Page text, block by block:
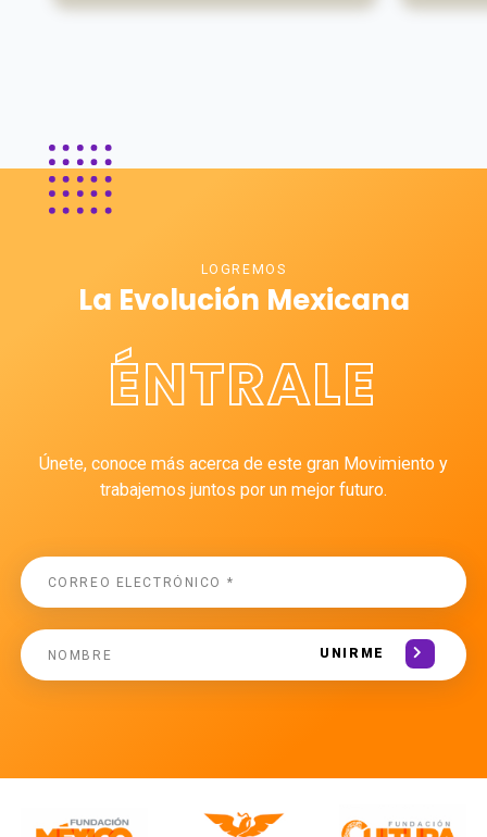
LOGREMOS
La Evolución Mexicana
ÉNTRALE
Únete, conoce más acerca de este gran Movimiento y
trabajemos juntos por un mejor futuro.
UNIRME